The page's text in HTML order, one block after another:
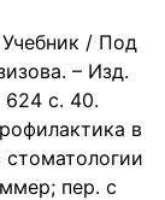
/ Под
– Изд.
с. 40.
в
стоматологии
пер. с